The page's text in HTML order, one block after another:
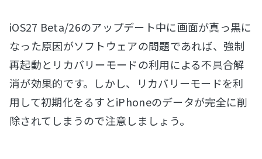
iOS27 Beta/26のアップデート中に画面が真っ黒に
なった原因がソフトウェアの問題であれば、強制
再起動とリカバリーモードの利用による不具合解
消が効果的です。しかし、リカバリーモードを利
用して初期化をるすとiPhoneのデータが完全に削
除されてしまうので注意しましょう。